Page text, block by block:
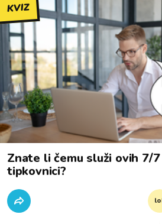
KVIZ
Znate li čemu služi ovih 7/
tipkovnici?